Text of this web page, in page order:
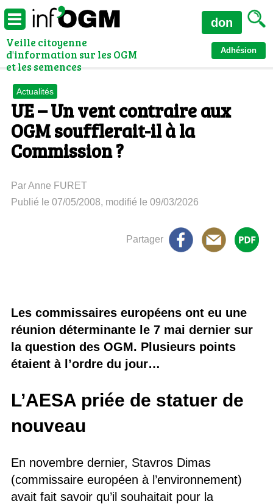
Veille citoyenne
d'information sur les OGM
et les semences
Adhésion
don
Actualités
UE – Un vent contraire aux
OGM soufflerait-il à la
Commission ?
Par Anne FURET
Publié le 07/05/2008, modifié le 09/03/2026
Partager
Les commissaires européens ont eu une
réunion déterminante le 7 mai dernier sur
la question des OGM. Plusieurs points
étaient à l’ordre du jour…
L’AESA priée de statuer de
nouveau
En novembre dernier, Stavros Dimas
(commissaire européen à l’environnement)
avait fait savoir qu’il souhaitait pour la